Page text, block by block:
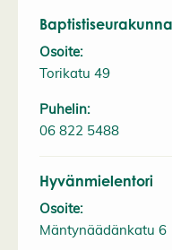
Osoite:
Torikatu 49
Puhelin:
06 822 5488
Hyvänmielentori
Osoite:
Mäntynäädänkatu 6